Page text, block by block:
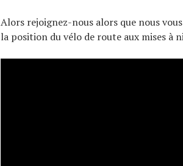
Alors rejoignez-nous alors que nous
la position du vélo de route aux mises à